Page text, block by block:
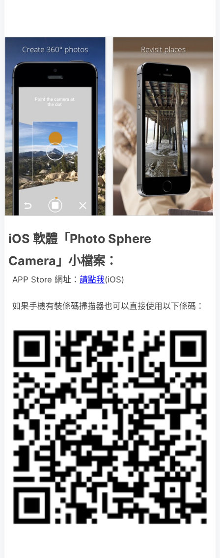
iOS 軟體「Photo Sphere
Camera」小檔案：
APP Store 網址： 請點我(iOS)
如果手機有裝條碼掃描器也可以直接使用以下條碼：